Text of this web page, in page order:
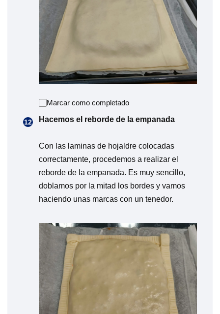
Marcar como completado
Hacemos el reborde de la empanada
Con las laminas de hojaldre colocadas
correctamente, procedemos a realizar el
reborde de la empanada. Es muy sencillo,
doblamos por la mitad los bordes y vamos
haciendo unas marcas con un tenedor.